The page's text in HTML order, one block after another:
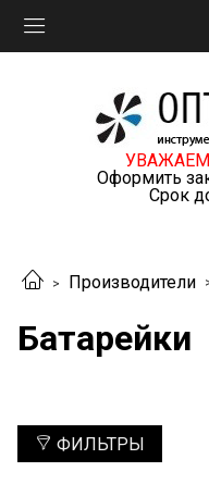
Оформить
Срок
Производители
Батарейки
ФИЛЬТРЫ